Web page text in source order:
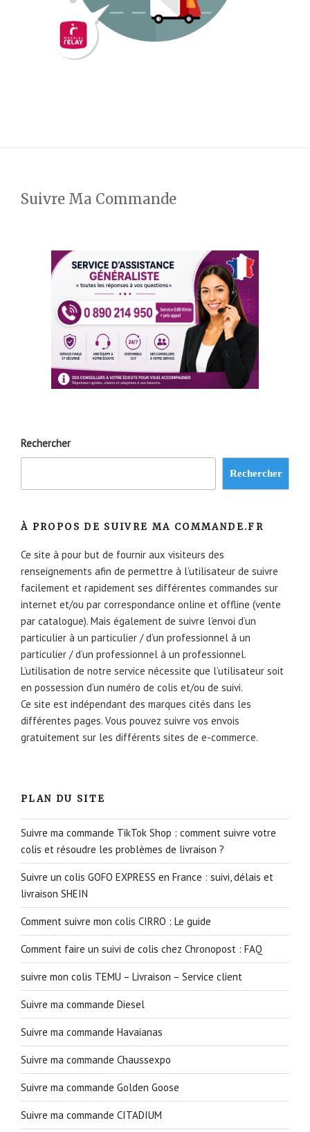
Suivre Ma Commande
Rechercher
Rechercher
À PROPOS DE SUIVRE MA COMMANDE.FR
Ce site à pour but de fournir aux visiteurs des
renseignements afin de permettre à l’utilisateur de suivre
facilement et rapidement ses différentes commandes sur
internet et/ou par correspondance online et offline (vente
par catalogue). Mais également de suivre l’envoi d’un
particulier à un particulier / d’un professionnel à un
particulier / d’un professionnel à un professionnel.
L’utilisation de notre service nécessite que l’utilisateur soit
en possession d’un numéro de colis et/ou de suivi.
Ce site est indépendant des marques cités dans les
différentes pages. Vous pouvez suivre vos envois
gratuitement sur les différents sites de e-commerce.
PLAN DU SITE
Suivre ma commande TikTok Shop : comment suivre votre
colis et résoudre les problèmes de livraison ?
Suivre un colis GOFO EXPRESS en France : suivi, délais et
livraison SHEIN
Comment suivre mon colis CIRRO : Le guide
Comment faire un suivi de colis chez Chronopost : FAQ
suivre mon colis TEMU – Livraison – Service client
Suivre ma commande Diesel
Suivre ma commande Havaianas
Suivre ma commande Chaussexpo
Suivre ma commande Golden Goose
Suivre ma commande CITADIUM